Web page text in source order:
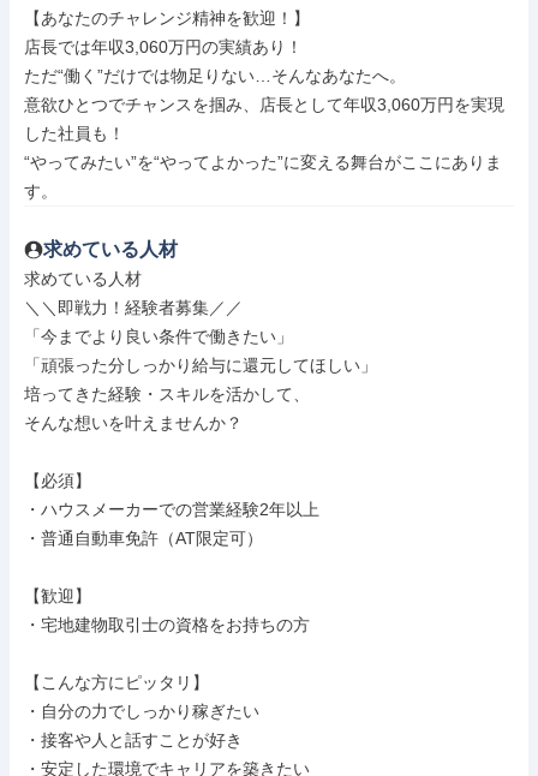
【あなたのチャレンジ精神を歓迎！】
店長では年収3,060万円の実績あり！
ただ“働く”だけでは物足りない…そんなあなたへ。
意欲ひとつでチャンスを掴み、店長として年収3,060万円を実現
した社員も！
“やってみたい”を“やってよかった”に変える舞台がここにありま
す。
求めている人材
求めている人材
＼＼即戦力！経験者募集／／
「今までより良い条件で働きたい」
「頑張った分しっかり給与に還元してほしい」
培ってきた経験・スキルを活かして、
そんな想いを叶えませんか？
【必須】
・ハウスメーカーでの営業経験2年以上
・普通自動車免許（AT限定可）
【歓迎】
・宅地建物取引士の資格をお持ちの方
【こんな方にピッタリ】
・自分の力でしっかり稼ぎたい
・接客や人と話すことが好き
・安定した環境でキャリアを築きたい